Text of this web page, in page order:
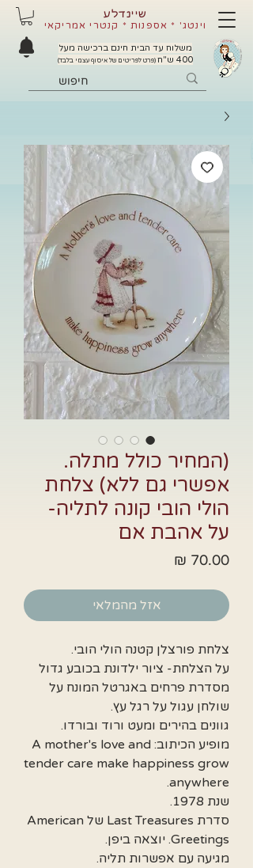
שיינדלע
וינטג' * אספנות * קנטרי אמריקאי
משלוח עד הבית חינם ברכישה מעל
400 ש"ח
(פרט לפריטים של איסוף עצמי בלבד)
(המחיר כולל מתלה.
אפשרי גם ללא) צלחת
הולי הובי קונה לתליה-
על אהבת אם
אזל מהמלאי
צלחת פורצלן קטנה הולי הובי.
על הצלחת- ציור ילדונת בכובע גדול
מסדרת פרחים באגרטל המונח על
שולחן עגול על רגל עץ.
גוונים בהירים ומעט ורוד ובורדו.
מופיע הכיתוב: A mother's love and
tender care make happiness grow
anywhere.
שנת 1978.
סדרת Last Treasures של American
Greetings. יוצאה ביפן.
מגיעה עם אפשרות תליה.